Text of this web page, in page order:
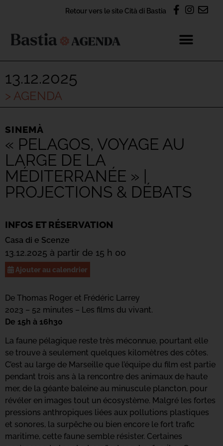
Retour vers le site Cità di Bastia
13.12.2025
> AGENDA
SINEMÀ
« PELAGOS, VOYAGE AU
LARGE DE LA
MÉDITERRANÉE » |
PROJECTIONS & DÉBATS
INFOS ET RÉSERVATION
Casa di e Scenze
13.12.2025 à partir de 15 h 00
Ajouter au calendrier
De Thomas Roger et Frédéric Larrey
2023 – 52 minutes – Les films du vivant.
De 15h à 16h30
La faune pélagique reste très méconnue, pourtant elle
se trouve à seulement quelques kilomètres des côtes.
C’est au large de Marseille que l’équipe du film est partie
pendant trois ans à la rencontre des animaux de haute
mer, de la géante baleine au minuscule plancton, pour
révéler en images tout un écosystème. Malgré les fortes
pressions anthropiques liées aux pollutions plastiques
et sonores, la surpêche ou bien encore le fort trafic
maritime, cette faune semble résister. Certaines